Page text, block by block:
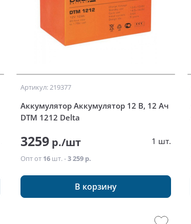
Артикул: 219377
Аккумулятор Аккумулятор 12 В, 12 Ач
DTM 1212 Delta
3259р./шт 1 шт.
Опт от 16шт. -3 259 р.
В корзину